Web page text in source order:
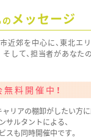
メッセージ
近郊を中心に、東北エ
して、担当者があなた
料開催中！
ャリアの棚卸がしたい方
サルタントによる、
スも同時開催中です。